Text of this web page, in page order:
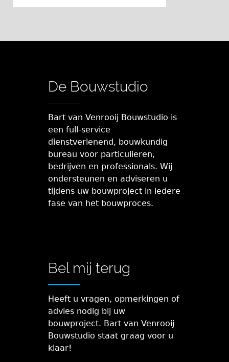
De Bouwstudio
Bart van Venrooij Bouwstudio is
een full-service
dienstverlenend, bouwkundig
bureau voor particulieren,
bedrijven en professionals. Wij
ondersteunen en adviseren u
tijdens uw bouwproject in iedere
fase van het bouwproces.
Bel mij terug
Heeft u vragen, opmerkingen of
advies nodig bij uw
bouwproject. Bart van Venrooij
Bouwstudio staat graag voor u
klaar!